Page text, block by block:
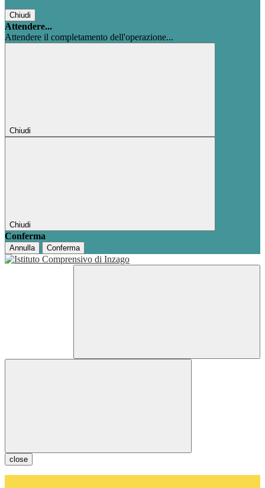
Chiudi
Attendere...
Attendere il completamento dell'operazione...
Chiudi
Chiudi
Conferma
Annulla Conferma
close